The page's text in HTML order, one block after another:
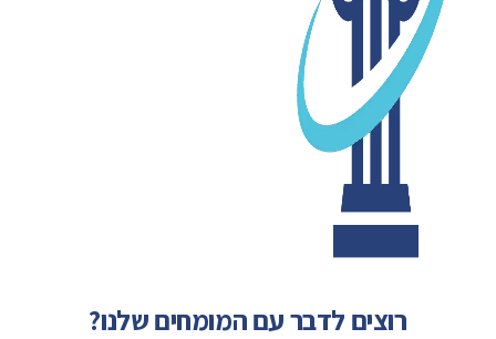
רוצים לדבר עם המומחים שלנו?